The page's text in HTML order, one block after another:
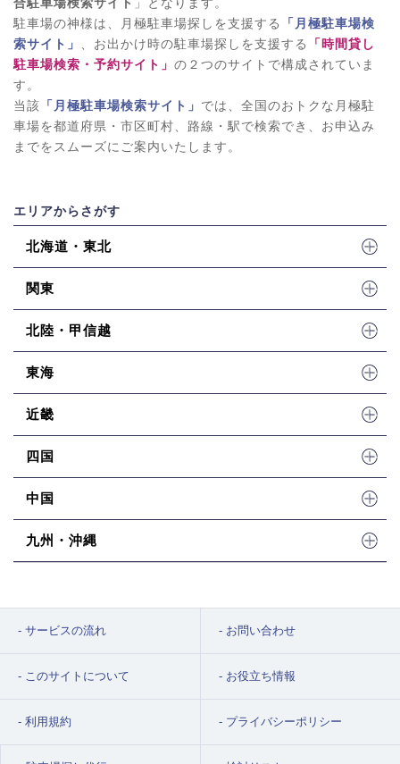
駐車場の神様は、月極駐車場探しを支援する
「月極駐車場検
索サイト」
、お出かけ時の駐車場探しを支援する
「時間貸し
駐車場検索・予約サイト」 の２つのサイトで構成されていま
す。
当該 「月極駐車場検索サイト」 では、全国のおトクな月極駐
車場を都道府県・市区町村、路線・駅で検索でき、お申込み
までをスムーズにご案内いたします。
エリアからさがす
北海道・東北
関東
北陸・甲信越
東海
近畿
四国
中国
九州・沖縄
サービスの流れ お問い合わせ
このサイトについて お役立ち情報
利用規約 プライバシーポリシー